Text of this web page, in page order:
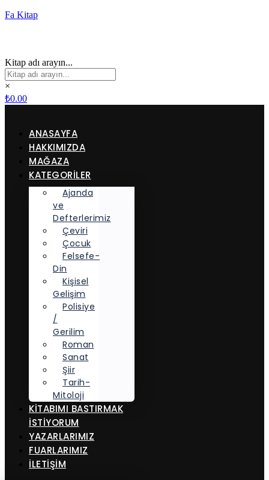
Fa Kitap
Kitap adı arayın...
×
₺0.00
ANASAYFA
HAKKIMIZDA
MAĞAZA
KATEGORİLER
Ajanda
ve
Defterlerimiz
Çeviri
Çocuk
Felsefe-
Din
Kişisel
Gelişim
Polisiye
/
Gerilim
Roman
Sanat
Şiir
Tarih-
Mitoloji
KITABIMI BASTIRMAK
İSTIYORUM
YAZARLARIMIZ
FUARLARIMIZ
İLETİŞİM